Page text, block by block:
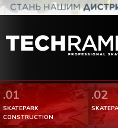
.01
SKATEPARK
CONSTRUCTION
.02